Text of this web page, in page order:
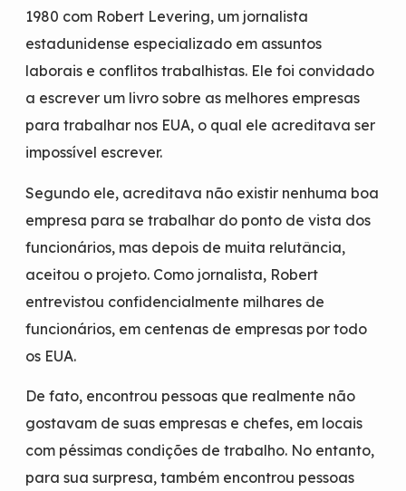
1980 com Robert Levering, um jornalista
estadunidense especializado em assuntos
laborais e conflitos trabalhistas. Ele foi convidado
a escrever um livro sobre as melhores empresas
para trabalhar nos EUA, o qual ele acreditava ser
impossível escrever.
Segundo ele, acreditava não existir nenhuma boa
empresa para se trabalhar do ponto de vista dos
funcionários, mas depois de muita relutância,
aceitou o projeto. Como jornalista, Robert
entrevistou confidencialmente milhares de
funcionários, em centenas de empresas por todo
os EUA.
De fato, encontrou pessoas que realmente não
gostavam de suas empresas e chefes, em locais
com péssimas condições de trabalho. No entanto,
para sua surpresa, também encontrou pessoas